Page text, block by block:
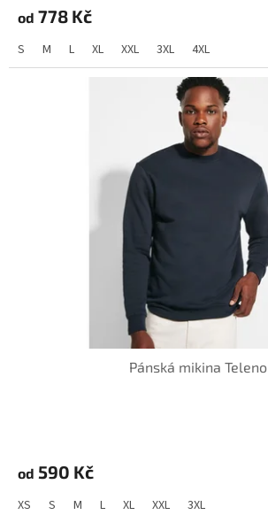
od 778 Kč
S M L XL XXL 3XL 4XL
Pánská mikina Teleno
od 590 Kč
XS S M L XL XXL 3XL